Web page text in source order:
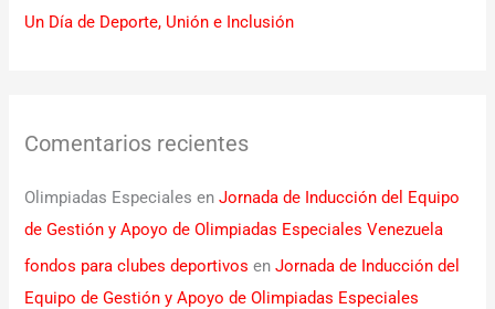
Un Día de Deporte, Unión e Inclusión
Comentarios recientes
Olimpiadas Especiales enJornada de Inducción del Equipo
de Gestión y Apoyo de Olimpiadas Especiales Venezuela
fondos para clubes deportivos enJornada de Inducción del
Equipo de Gestión y Apoyo de Olimpiadas Especiales